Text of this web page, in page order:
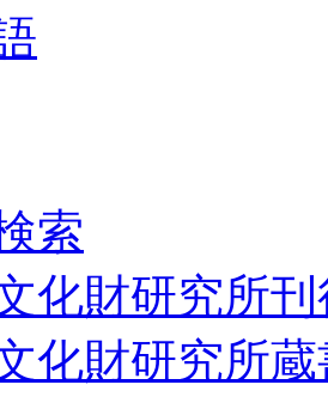
索
化財研究所
化財研究所